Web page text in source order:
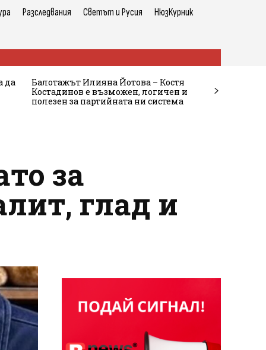
Разследвания Светът и Русия НюзКурник
да
Балотажът Илияна Йотова – Костя
Костадинов е възможен, логичен и
полезен за партийната ни система
за
глад и